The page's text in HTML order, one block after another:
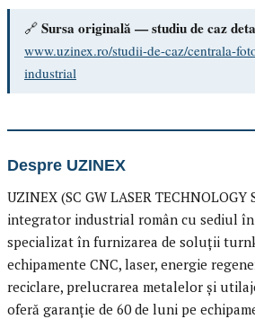
🔗 Sursa originală — studiu de caz
www.uzinex.ro/studii-de-caz/centrala-
industrial
Despre UZINEX
UZINEX (SC GW LASER TECHNOLOGY
integrator industrial român cu sediul
specializat în furnizarea de soluții
echipamente CNC, laser, energie
reciclare, prelucrarea metalelor și
oferă garanție de 60 de luni pe